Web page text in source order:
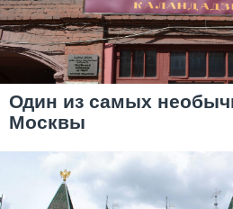
Один из самых
Москвы